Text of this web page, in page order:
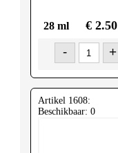
28 ml € 2.50
- +
Artikel 1608:
Beschikbaar: 0